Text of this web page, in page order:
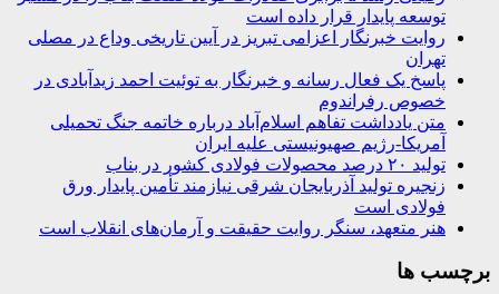
توسعه پایدار قرار داده است
روایت خبرنگار اعزامی تبریز در آیین تاریخی وداع در مصلی
تهران
پاسخ یک فعال رسانه و خبرنگار به توئیت احمد زیدآبادی در
خصوص رفراندوم
متن یادداشت تفاهم اسلام‌آباد درباره خاتمه جنگ تحمیلی
آمریکا-رژیم صهیونیستی علیه ایران
تولید ۲۰ درصد محصولات فولادی کشور در بناب
زنجیره تولید آذربایجان شرقی نیازمند تأمین پایدار ورق
فولادی است
هنر متعهد، سنگر روایت حقیقت و آرمان‌های انقلاب است
برچسب ها